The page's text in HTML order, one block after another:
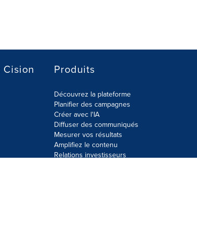
Cision Produits
Découvrez la plateforme
Planifier des campagnes
Créer avec l'IA
Diffuser des communiqués
Mesurer vos résultats
Amplifiez le contenu
Relations investisseurs